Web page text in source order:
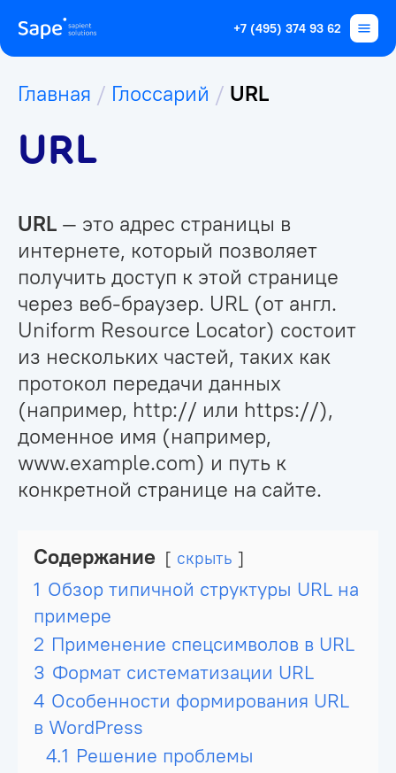
+7 (495) 374 93 62
Главная / Глоссарий / URL
URL
URL — это адрес страницы в
интернете, который позволяет
получить доступ к этой странице
через веб-браузер. URL (от англ.
Uniform Resource Locator) состоит
из нескольких частей, таких как
протокол передачи данных
(например, http:// или https://),
доменное имя (например,
www.example.com) и путь к
конкретной странице на сайте.
Содержание скрыть
1 Обзор типичной структуры URL на
примере
2 Применение спецсимволов в URL
3 Формат систематизации URL
4 Особенности формирования URL
в WordPress
4.1 Решение проблемы